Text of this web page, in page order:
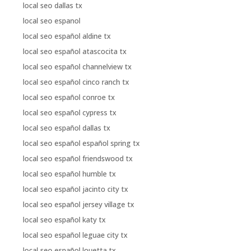
local seo dallas tx
local seo espanol
local seo español aldine tx
local seo español atascocita tx
local seo español channelview tx
local seo español cinco ranch tx
local seo español conroe tx
local seo español cypress tx
local seo español dallas tx
local seo español español spring tx
local seo español friendswood tx
local seo español humble tx
local seo español jacinto city tx
local seo español jersey village tx
local seo español katy tx
local seo español leguae city tx